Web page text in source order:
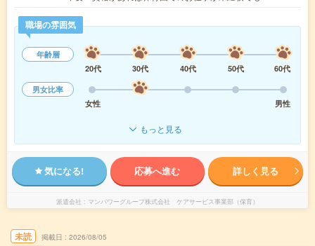
職場の雰囲気
年齢層
20代
30代 40代 50代
60代
男女比率
女性
男性
もっと見る
気になる! 応募へ進む 詳しく見る
派遣会社 マンパワーグループ株式会社 ケアサービス事業部（保育）
未読 掲載日 2026/08/05